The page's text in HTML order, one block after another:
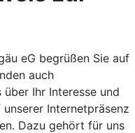
eG begrüßen Sie auf
auch
über Ihr Interesse und
Internetpräsenz
Dazu gehört für uns